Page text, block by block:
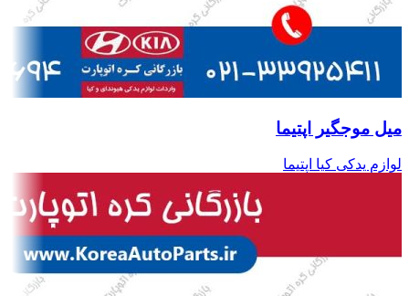
میل موجگیر اپتیما
لوازم یدکی کیا اپتیما